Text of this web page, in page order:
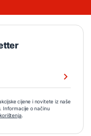
cijene i novitete iz naše
Informacije o načinu
.